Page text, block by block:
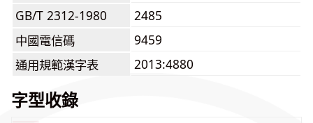
GB/T 2312-1980
2485
中國電信碼
9459
通用規範漢字表
2013:4880
字型收錄